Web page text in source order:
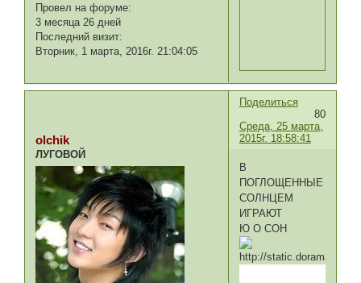
Провел на форуме:
3 месяца 26 дней
Последний визит:
Вторник, 1 марта, 2016г. 21:04:05
Поделиться
80
Среда, 25 марта,
2015г. 18:58:41
olchik
ЛУГОВОЙ
В
ПОГЛОЩЕННЫЕ
СОЛНЦЕМ
ИГРАЮТ
Ю О СОН